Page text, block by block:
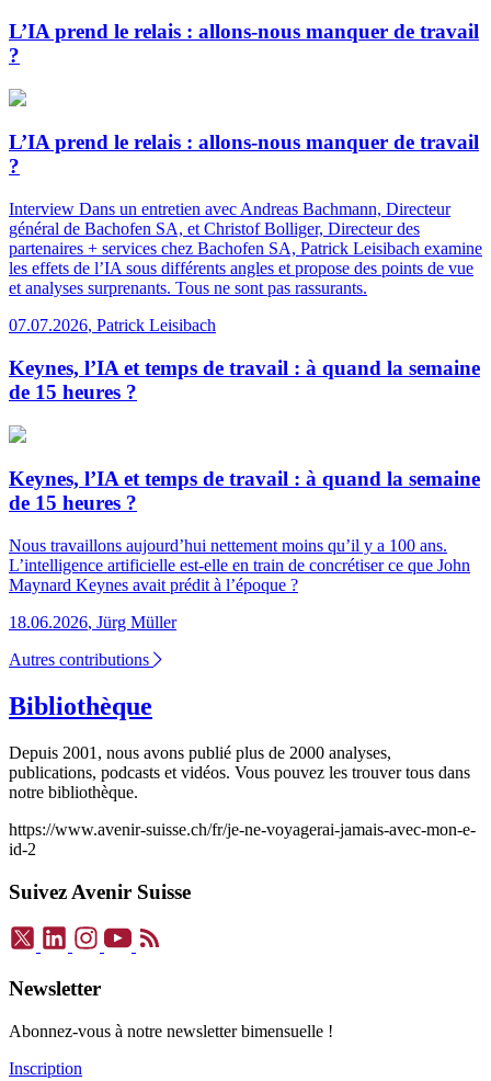
L’IA prend le relais : allons-nous manquer de travail
?
L’IA prend le relais : allons-nous manquer de travail
?
Interview Dans un entretien avec Andreas Bachmann, Directeur
général de Bachofen SA, et Christof Bolliger, Directeur des
partenaires + services chez Bachofen SA, Patrick Leisibach examine
les effets de l’IA sous différents angles et propose des points de vue
et analyses surprenants. Tous ne sont pas rassurants.
07.07.2026, Patrick Leisibach
Keynes, l’IA et temps de travail : à quand la semaine
de 15 heures ?
Keynes, l’IA et temps de travail : à quand la semaine
de 15 heures ?
Nous travaillons aujourd’hui nettement moins qu’il y a 100 ans.
L’intelligence artificielle est-elle en train de concrétiser ce que John
Maynard Keynes avait prédit à l’époque ?
18.06.2026, Jürg Müller
Autres contributions
Bibliothèque
Depuis 2001, nous avons publié plus de 2000 analyses,
publications, podcasts et vidéos. Vous pouvez les trouver tous dans
notre bibliothèque.
https://www.avenir-suisse.ch/fr/je-ne-voyagerai-jamais-avec-mon-e-
id-2
Suivez Avenir Suisse
Newsletter
Abonnez-vous à notre newsletter bimensuelle !
Inscription